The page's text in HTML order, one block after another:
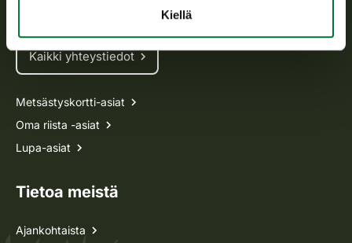
Kiellä
Kaikki yhteystiedot
Metsästyskortti-asiat
Oma riista -asiat
Lupa-asiat
Tietoa meistä
Ajankohtaista